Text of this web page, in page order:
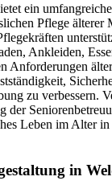
ein
Pflege älterer
Ankleiden,
Anforderungen
zu verbessern.
der
Leben im Alter
in